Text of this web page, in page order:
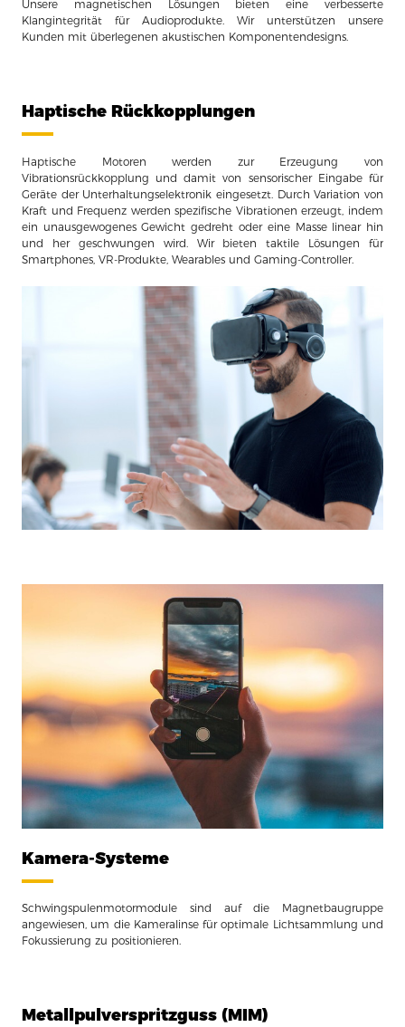
Unsere magnetischen Lösungen bieten eine verbesserte
Klangintegrität für Audioprodukte. Wir unterstützen unsere
Kunden mit überlegenen akustischen Komponentendesigns.
Haptische Rückkopplungen
Haptische Motoren werden zur Erzeugung von
Vibrationsrückkopplung und damit von sensorischer Eingabe für
Geräte der Unterhaltungselektronik eingesetzt. Durch Variation von
Kraft und Frequenz werden spezifische Vibrationen erzeugt, indem
ein unausgewogenes Gewicht gedreht oder eine Masse linear hin
und her geschwungen wird. Wir bieten taktile Lösungen für
Smartphones, VR-Produkte, Wearables und Gaming-Controller.
Kamera-Systeme
Schwingspulenmotormodule sind auf die Magnetbaugruppe
angewiesen, um die Kameralinse für optimale Lichtsammlung und
Fokussierung zu positionieren.
Metallpulverspritzguss (MIM)